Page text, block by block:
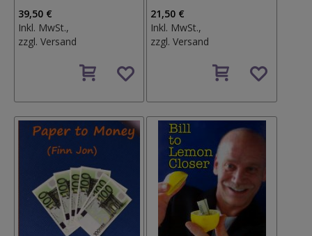
39,50 €
Inkl. MwSt.,
zzgl. Versand
den
21,50 €
Inkl. MwSt.,
zzgl.Versand
den